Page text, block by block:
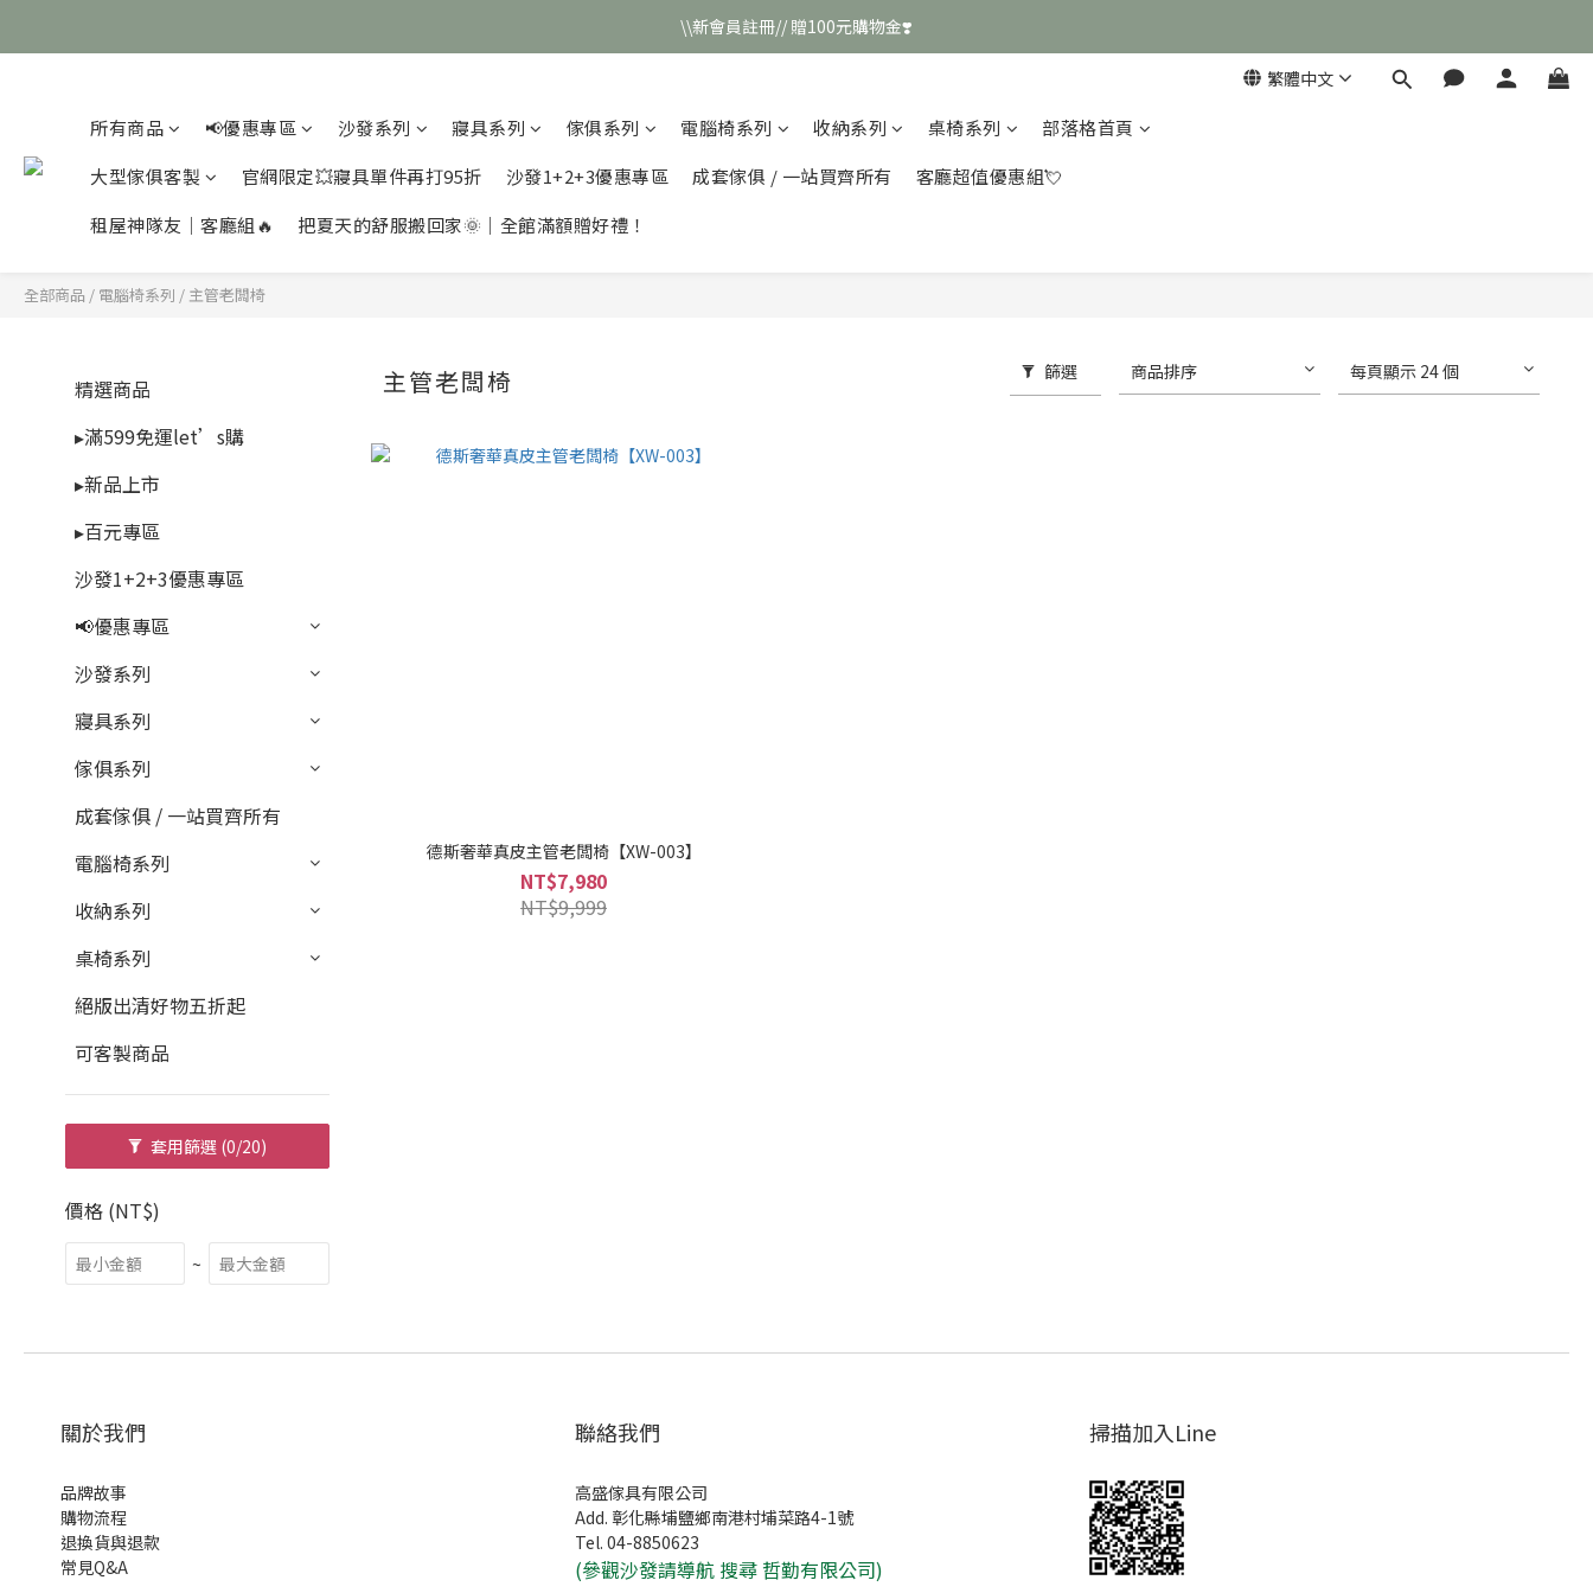
\\新會員註冊// 贈100元購物金❣️
\\新會員註冊// 贈100元購物金❣️
\\新會員註冊// 贈100元購物金❣️
繁體中文
所有商品 📢優惠專區 沙發系列 寢具系列 傢俱系列 電腦椅系列 收納系列 桌椅系列
部落格首頁
大型傢俱客製
官網限定💥寢具單件再打95折 沙發1+2+3優惠專區 成套傢俱 / 一站買齊所有
客廳超值優惠組💘
租屋神隊友｜客廳組🔥
把夏天的舒服搬回家🌞｜全館滿額贈好禮！
全部商品 / 電腦椅系列 / 主管老闆椅
精選商品
▸滿599免運let’s購
▸新品上市
▸百元專區
沙發1+2+3優惠專區
📢優惠專區
沙發系列
寢具系列
傢俱系列
成套傢俱 / 一站買齊所有
電腦椅系列
收納系列
桌椅系列
絕版出清好物五折起
可客製商品
套用篩選 (0/20)
價格 (NT$)
~
主管老闆椅 篩選 商品排序 每頁顯示 24 個
德斯奢華真皮主管老闆椅【XW-003】
NT$7,980
NT$9,999
關於我們
品牌故事
購物流程
退換貨與退款
常見Q&A
聯絡我們
高盛傢具有限公司
Add. 彰化縣埔鹽鄉南港村埔菜路4-1號
Tel. 04-8850623
(參觀沙發請導航 搜尋 哲勤有限公司)
掃描加入Line